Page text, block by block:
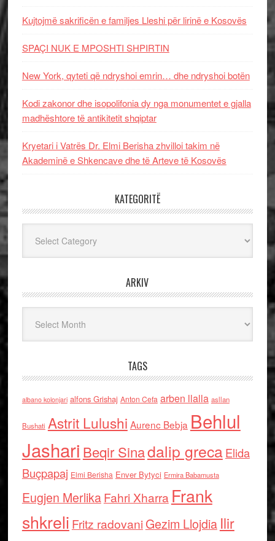
Kujtojmë sakrificën e familjes Lleshi për lirinë e Kosovës
SPAÇI NUK E MPOSHTI SHPIRTIN
New York, qyteti që ndryshoi emrin… dhe ndryshoi botën
Kodi zakonor dhe isopolifonia dy nga monumentet e gjalla
madhështore të antikitetit shqiptar
Kryetari i Vatrës Dr. Elmi Berisha zhvilloi takim në
Akademinë e Shkencave dhe të Arteve të Kosovës
KATEGORITË
ARKIV
TAGS
albano kolonjari alfons Grishaj Anton Cefa arben llalla asllan
Bushati Astrit Lulushi Aurenc Bebja Behlul
Jashari Beqir Sinadalip grecaElida
Buçpapaj Elmi Berisha Enver Bytyci Ermira Babamusta
Eugjen MerlikaFahri Xharra Frank
shkreli Fritz radovaniGezim Llojdia Ilir